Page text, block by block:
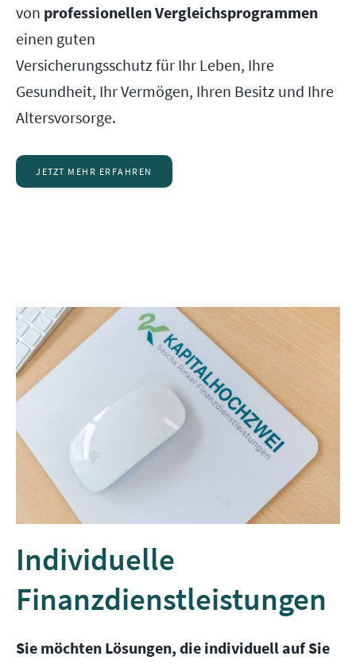
von professionellen Vergleichsprogrammen
einen guten
Versicherungsschutz für Ihr Leben, Ihre
Gesundheit, Ihr Vermögen, Ihren Besitz und Ihre
Altersvorsorge.
JETZT MEHR ERFAHREN
Individuelle
Finanzdienstleistungen
Sie möchten Lösungen, die individuell auf Sie